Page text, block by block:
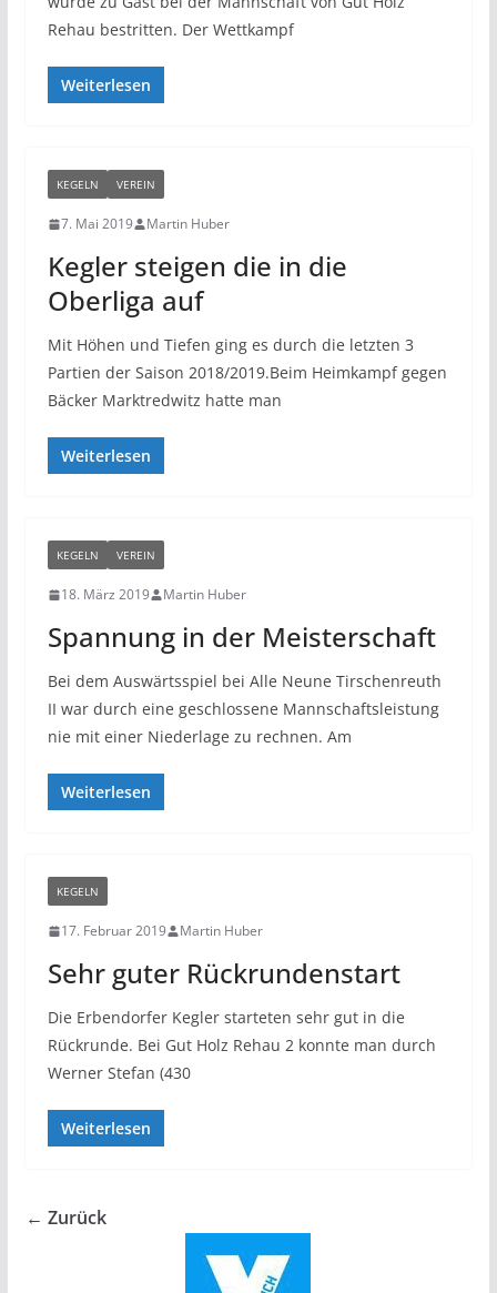
Rehau bestritten. Der Wettkampf
Weiterlesen
KEGELN VEREIN
7. Mai 2019 Martin Huber
Kegler steigen die in die
Oberliga auf
Mit Höhen und Tiefen ging es durch die letzten 3
Partien der Saison 2018/2019.Beim Heimkampf gegen
Bäcker Marktredwitz hatte man
Weiterlesen
KEGELN VEREIN
18. März 2019 Martin Huber
Spannung in der Meisterschaft
Bei dem Auswärtsspiel bei Alle Neune Tirschenreuth
II war durch eine geschlossene Mannschaftsleistung
nie mit einer Niederlage zu rechnen. Am
Weiterlesen
KEGELN
17. Februar 2019 Martin Huber
Sehr guter Rückrundenstart
Die Erbendorfer Kegler starteten sehr gut in die
Rückrunde. Bei Gut Holz Rehau 2 konnte man durch
Werner Stefan (430
Weiterlesen
← Zurück